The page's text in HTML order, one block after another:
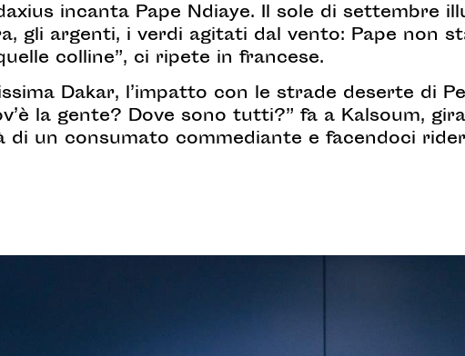
incanta Pape Ndiaye. Il sole di settembre
gli argenti, i verdi agitati dal vento: Pape non
colline”, ci ripete in francese.
Dakar, l’impatto con le strade deserte di
la gente? Dove sono tutti?” fa a Kalsoum,
di un consumato commediante e facendoci